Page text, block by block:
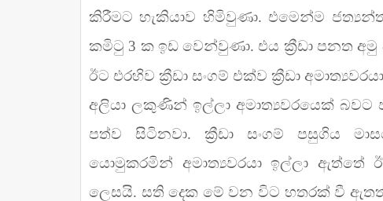
කිරීමට හැකියාව හිමිවුණා. එමෙන්ම
කමිටු 3 ක ඉඩ වෙන්වුණා. එය ක්‍රීඩා පනත
ඊට එරහිව ක්‍රීඩා සංගම් එක්ව ක්‍රීඩා
අලියා ලකුණින් ඉල්ලා අමාත්‍යවරයෙක්
පත්ව සිටිනවා. ක්‍රීඩා සංගම් පසුගිය
යොමුකරමින් අමාත්‍යවරයා ඉල්ලා
ලෙසයි. සති දෙක මේ වන විට හතරක් වී